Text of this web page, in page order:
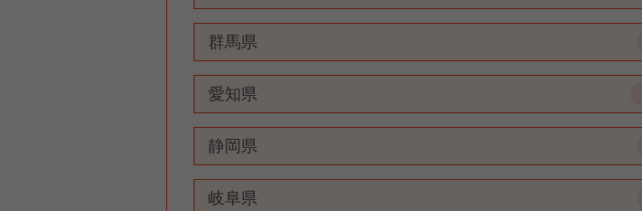
群馬県
愛知県
静岡県
岐阜県